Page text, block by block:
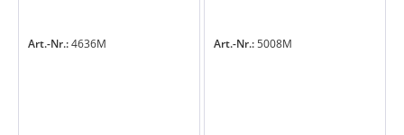
Art.-Nr.:4636M Art.-Nr.:5008M